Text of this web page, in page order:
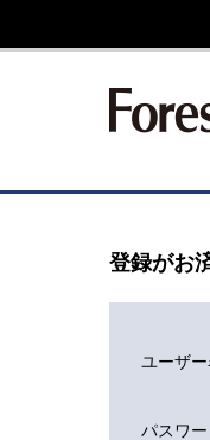
登録がお
ユーザ
パスワー